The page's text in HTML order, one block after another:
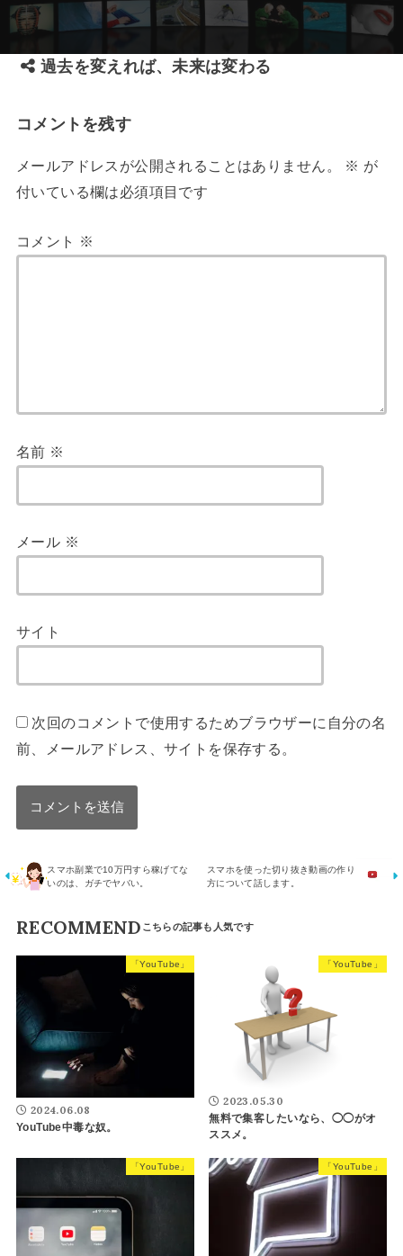
過去を変えれば、未来は変わる
コメントを残す
メールアドレスが公開されることはありません。 ※ が
付いている欄は必須項目です
コメント ※
名前 ※
メール ※
サイト
次回のコメントで使用するためブラウザーに自分の名
前、メールアドレス、サイトを保存する。
スマホ副業で10万円すら稼げてな
いのは、ガチでヤバい。
スマホを使った切り抜き動画の作り
方について話します。
RECOMMEND
「YouTube」
2024.06.08
YouTube中毒な奴。
「YouTube」
2023.05.30
無料で集客したいなら、◯◯がオ
ススメ。
「YouTube」 「YouTube」